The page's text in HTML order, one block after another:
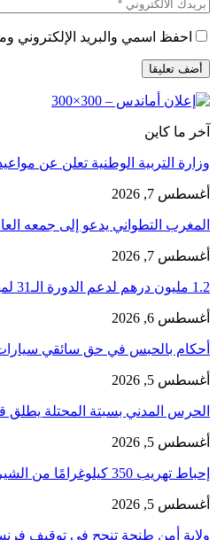
احفظ اسمي والبريد الإلكتروني
آخر ما كاين
وزارة التربية الوطنية تعلن عن
أغسطس 7, 2026
المغرب التطواني يدعو إلى جمعه
أغسطس 7, 2026
1.2 مليون درهم لدعم الدورة الـ31 لمهرجان تطوان لسينما البحر…
أغسطس 6, 2026
أحكام بالحبس في حق سائقي
أغسطس 5, 2026
الحرس المدني بسبتة المحتلة يطلق
أغسطس 5, 2026
إحباط تهريب 350 كيلوغرامًا من الشيرا محشوة داخل قوالب…
أغسطس 5, 2026
ولاية أمن طنجة تنجح في توقيف